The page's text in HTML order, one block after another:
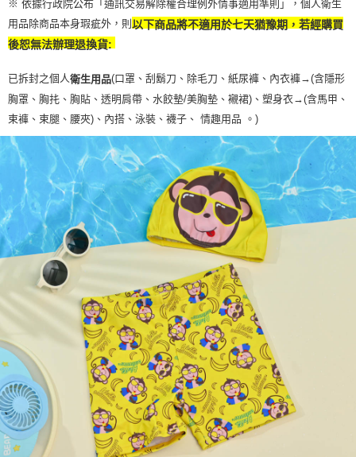
※ 依據行政院公布「通訊交易解除權合理例外情事適用準則」，個人衛生
用品除商品本身瑕疵外，則以下商品將不適用於七天猶豫期，若經購買
後恕無法辦理退換貨:
已拆封之個人衛生用品(口罩、刮鬍刀、除毛刀、紙尿褲、內衣褲→(含隱形
胸罩、胸扥、胸貼、透明肩帶、水餃墊/美胸墊、襯裙)、塑身衣→(含馬甲、
束褲、束腿、腰夾) 、內搭、泳裝、襪子、 情趣用品 。)